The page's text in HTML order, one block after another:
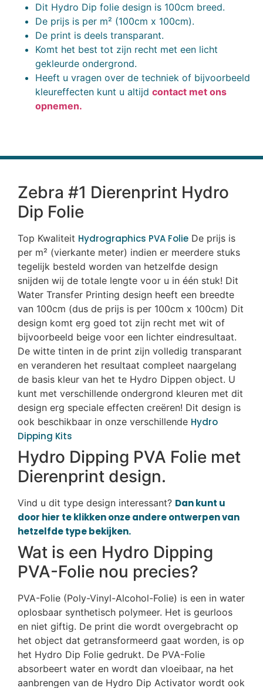
Dit Hydro Dip folie design is 100cm breed.
De prijs is per m² (100cm x 100cm).
De print is deels transparant.
Komt het best tot zijn recht met een licht
gekleurde ondergrond.
Heeft u vragen over de techniek of bijvoorbeeld
kleureffecten kunt u altijd contact met ons
opnemen.
Zebra #1 Dierenprint Hydro
Dip Folie
Top Kwaliteit Hydrographics PVA Folie De prijs is
per m² (vierkante meter) indien er meerdere stuks
tegelijk besteld worden van hetzelfde design
snijden wij de totale lengte voor u in één stuk! Dit
Water Transfer Printing design heeft een breedte
van 100cm (dus de prijs is per 100cm x 100cm) Dit
design komt erg goed tot zijn recht met wit of
bijvoorbeeld beige voor een lichter eindresultaat.
De witte tinten in de print zijn volledig transparant
en veranderen het resultaat compleet naargelang
de basis kleur van het te Hydro Dippen object. U
kunt met verschillende ondergrond kleuren met dit
design erg speciale effecten creëren! Dit design is
ook beschikbaar in onze verschillende Hydro
Dipping Kits
Hydro Dipping PVA Folie met
Dierenprint design.
Vind u dit type design interessant? Dan kunt u
door hier te klikken onze andere ontwerpen van
hetzelfde type bekijken.
Wat is een Hydro Dipping
PVA-Folie nou precies?
PVA-Folie (Poly-Vinyl-Alcohol-Folie) is een in water
oplosbaar synthetisch polymeer. Het is geurloos
en niet giftig. De print die wordt overgebracht op
het object dat getransformeerd gaat worden, is op
het Hydro Dip Folie gedrukt. De PVA-Folie
absorbeert water en wordt dan vloeibaar, na het
aanbrengen van de Hydro Dip Activator wordt ook